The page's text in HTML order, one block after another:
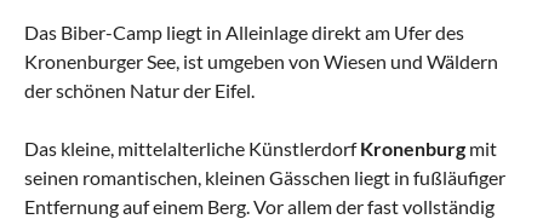
Das Biber-Camp liegt in Alleinlage direkt am Ufer des
Kronenburger See, ist umgeben von Wiesen und Wäldern
der schönen Natur der Eifel.
Das kleine, mittelalterliche KünstlerdorfKronenburg mit
seinen romantischen, kleinen Gässchen liegt in fußläufiger
Entfernung auf einem Berg. Vor allem der fast vollständig